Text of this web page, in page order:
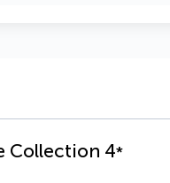
Collection 4*